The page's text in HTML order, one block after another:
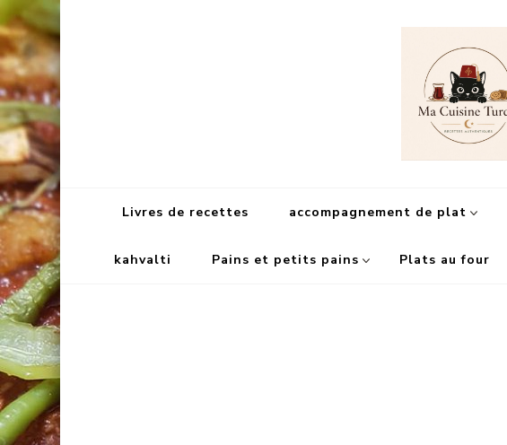
Livres de recettes accompagnement de plat
kahvalti Pains et petits pains Plats au four